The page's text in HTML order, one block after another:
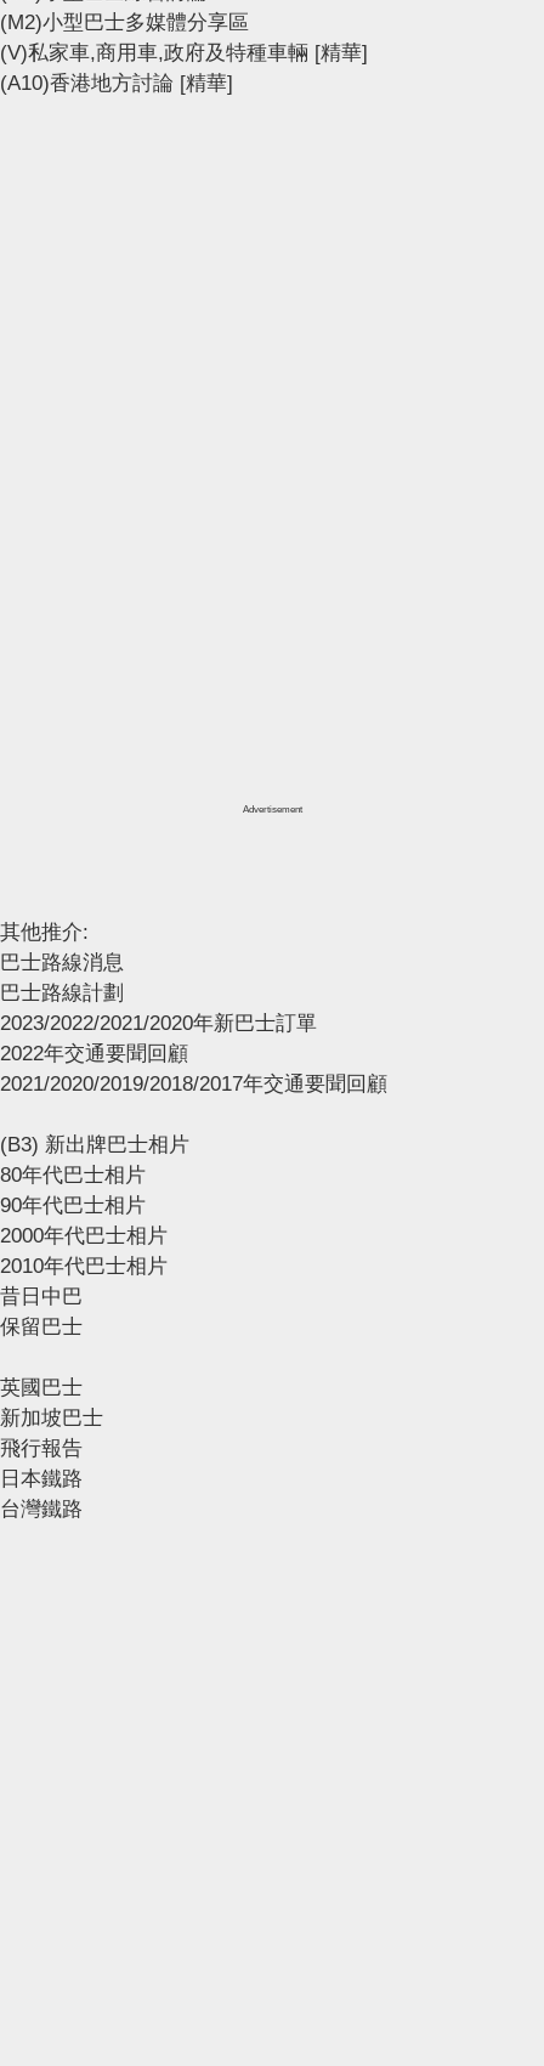
(M2)小型巴士多媒體分享區
(V)私家車,商用車,政府及特種車輛 [精華]
(A10)香港地方討論 [精華]
Advertisement
其他推介:
巴士路線消息
巴士路線計劃
2023/2022/2021/2020年新巴士訂單
2022年交通要聞回顧
2021/2020/2019/2018/2017年交通要聞回顧
(B3) 新出牌巴士相片
80年代巴士相片
90年代巴士相片
2000年代巴士相片
2010年代巴士相片
昔日中巴
保留巴士
英國巴士
新加坡巴士
飛行報告
日本鐵路
台灣鐵路